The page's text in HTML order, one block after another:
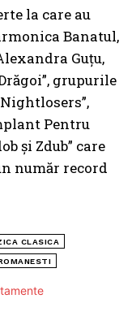
la care au
Banatul,
Guțu,
grupurile
Nightlosers”,
Pentru
și Zdub” care
număr record
CLASICA